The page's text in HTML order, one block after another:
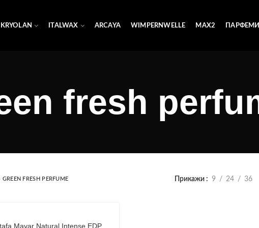
KRYOLAN ITALWAX ARCAYA WIMPERNWELLE MAX2 ПАРФЕМИ
fresh
GREEN FRESH PERFUME Прикажи 9 24 36
Mayar Natural Intense EDP